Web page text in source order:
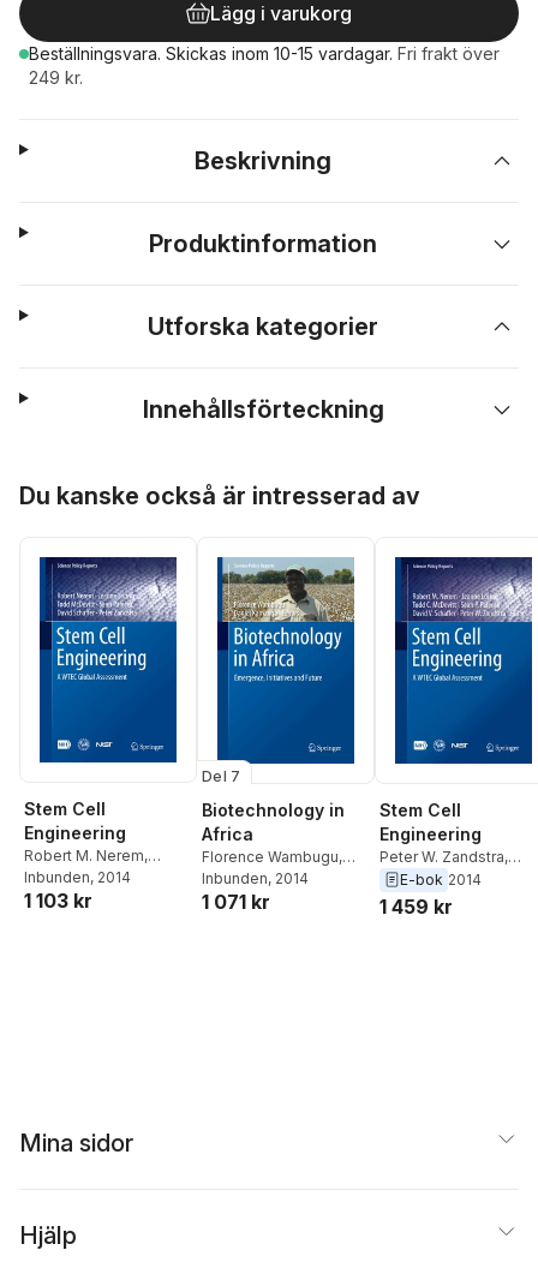
Lägg i varukorg
Beställningsvara. Skickas inom 10-15 vardagar. Fri frakt över
249 kr.
Beskrivning
Produktinformation
Utforska kategorier
Innehållsförteckning
Du kanske också är intresserad av
Stem Cell
Engineering
Robert M. Nerem,
Jeanne Loring,
McDevitt,
Inbunden, 2014
1 103 kr
Del 7
Biotechnology in
Africa
Florence Wambugu,
Daniel Kamanga
Inbunden, 2014
1 071 kr
Stem Cell
Engineering
Peter W. Zandstra,
David V. Schaffer
P. Palecek
E-bok 2014
1 459 kr
Mina sidor
Hjälp